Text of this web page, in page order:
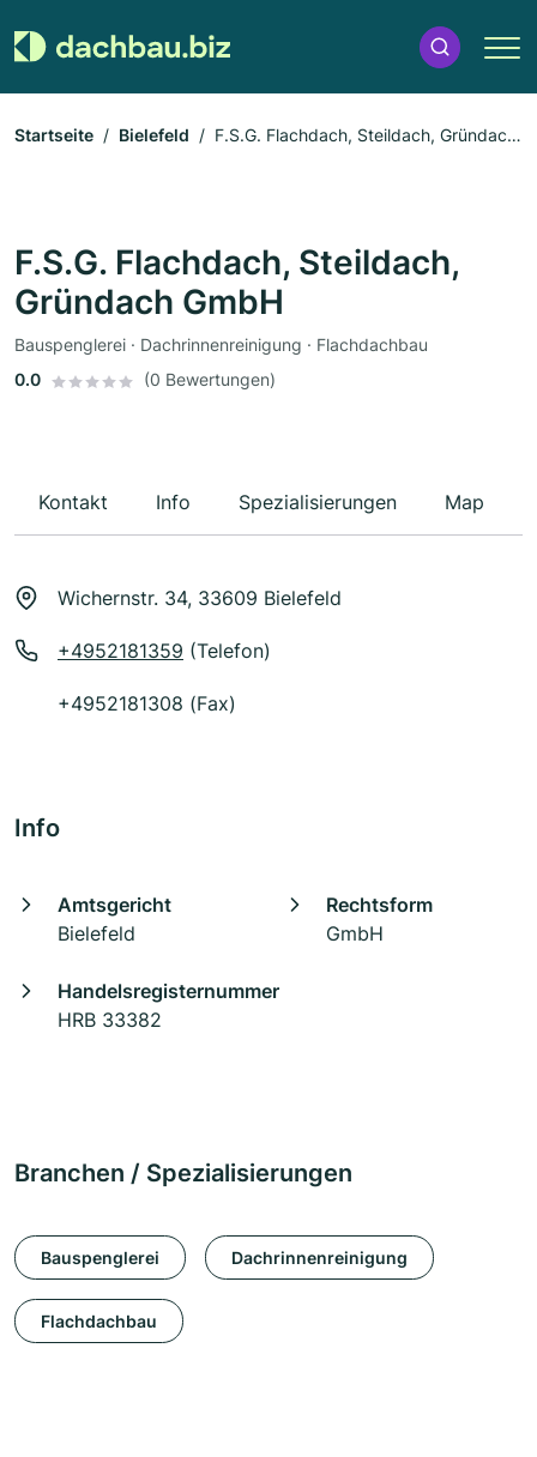
Startseite Bielefeld
F.S.G. Flachdach, Steildach, Gründach
F.S.G. Flachdach, Steildach,
Gründach GmbH
Bauspenglerei · Dachrinnenreinigung · Flachdachbau
0.0
(0 Bewertungen)
Kontakt Info Spezialisierungen Map
Wichernstr. 34, 33609 Bielefeld
+4952181359 (Telefon)
+4952181308 (Fax)
Info
Amtsgericht
Bielefeld
Rechtsform
GmbH
Handelsregisternummer
HRB 33382
Branchen / Spezialisierungen
Bauspenglerei Dachrinnenreinigung
Flachdachbau